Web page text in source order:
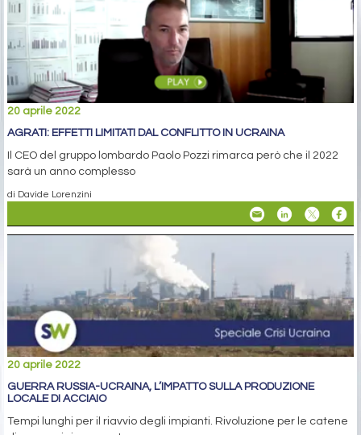
20 aprile 2022
AGRATI: EFFETTI LIMITATI DAL CONFLITTO IN UCRAINA
Il CEO del gruppo lombardo Paolo Pozzi rimarca però che il 2022
sarà un anno complesso
di Davide Lorenzini
20 aprile 2022
GUERRA RUSSIA-UCRAINA, L’IMPATTO SULLA PRODUZIONE
LOCALE DI ACCIAIO
Tempi lunghi per il riavvio degli impianti. Rivoluzione per le catene